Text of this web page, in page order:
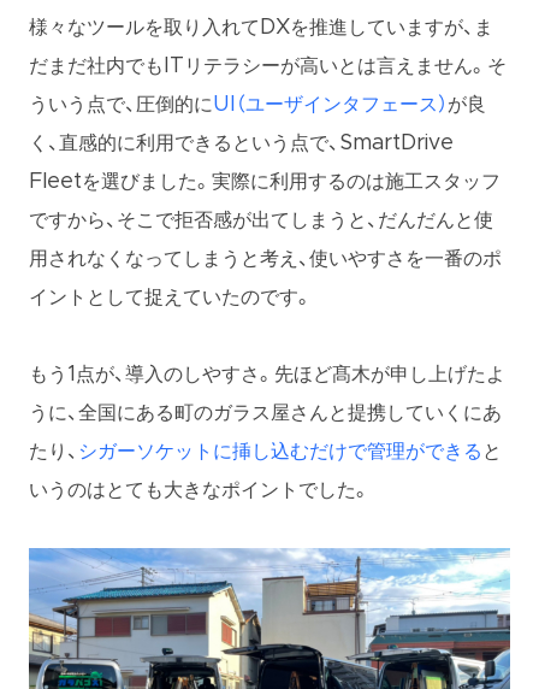
様々なツールを取り入れてDXを推進していますが、ま
だまだ社内でもITリテラシーが高いとは言えません。そ
ういう点で、圧倒的にUI（ユーザインタフェース） が良
く、直感的に利用できるという点で、SmartDrive
Fleetを選びました。実際に利用するのは施工スタッフ
ですから、そこで拒否感が出てしまうと、だんだんと使
用されなくなってしまうと考え、使いやすさを一番のポ
イントとして捉えていたのです。
もう1点が、導入のしやすさ。先ほど髙木が申し上げたよ
うに、全国にある町のガラス屋さんと提携していくにあ
たり、 シガーソケットに挿し込むだけで管理ができる と
いうのはとても大きなポイントでした。